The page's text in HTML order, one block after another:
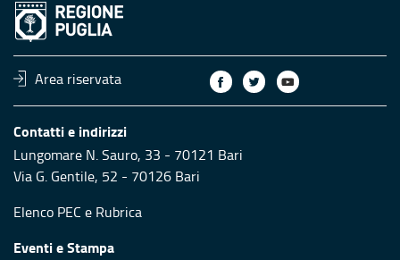
Area riservata
Contatti e indirizzi
Lungomare N. Sauro, 33 - 70121 Bari
Via G. Gentile, 52 - 70126 Bari
Elenco PEC e Rubrica
Eventi e Stampa